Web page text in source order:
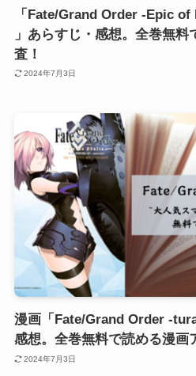
「Fate/Grand Order -Epic
」あらすじ・感想。全巻無
査！
2024年7月3日
漫画「Fate/Grand Order -
感想。全巻無料で読める漫画
2024年7月3日